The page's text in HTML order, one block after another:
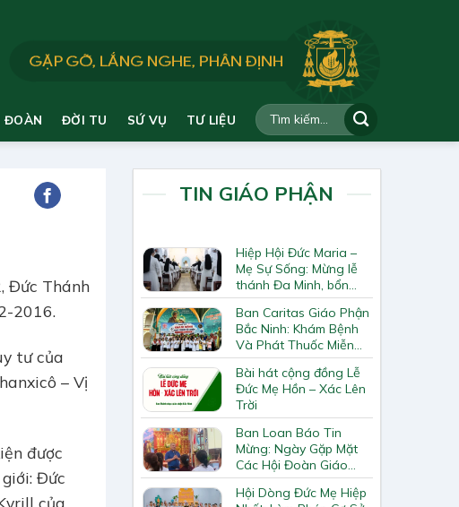
ĐOÀN ĐỜI TU SỨ VỤ TƯ LIỆU
Đức Thánh
2016.
tư của
– Vị
được
Đức
của
TIN GIÁO PHẬN
Hiệp Hội Đức Maria –
Mẹ Sự Sống: Mừng lễ
thánh Đa Minh, bổn
mạng Hiệp Hội
Ban Caritas Giáo Phận
Bắc Ninh: Khám Bệnh
Và Phát Thuốc Miễn
Phí Tại Giáo Xứ Đồng
Chương
Bài hát cộng đồng Lễ
Đức Mẹ Hồn – Xác Lên
Trời
Ban Loan Báo Tin
Mừng: Ngày Gặp Mặt
Các Hội Đoàn Giáo
Hạt Bắc Giang
Hội Dòng Đức Mẹ Hiệp